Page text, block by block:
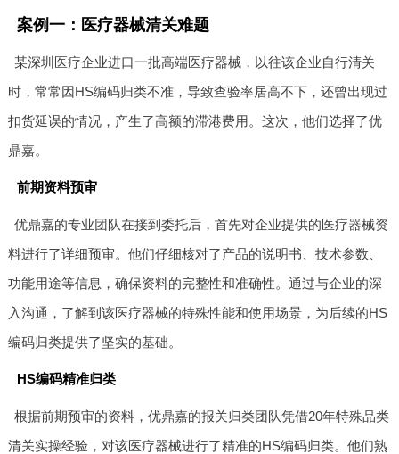
案例一：医疗器械清关难题
某深圳医疗企业进口一批高端医疗器械，以往该企业自行清关
时，常常因HS编码归类不准，导致查验率居高不下，还曾出现过
扣货延误的情况，产生了高额的滞港费用。这次，他们选择了优
鼎嘉。
前期资料预审
优鼎嘉的专业团队在接到委托后，首先对企业提供的医疗器械资
料进行了详细预审。他们仔细核对了产品的说明书、技术参数、
功能用途等信息，确保资料的完整性和准确性。通过与企业的深
入沟通，了解到该医疗器械的特殊性能和使用场景，为后续的HS
编码归类提供了坚实的基础。
HS编码精准归类
根据前期预审的资料，优鼎嘉的报关归类团队凭借20年特殊品类
清关实操经验，对该医疗器械进行了精准的HS编码归类。他们熟